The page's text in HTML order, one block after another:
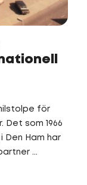
för
Det som 1966
Ham har
...